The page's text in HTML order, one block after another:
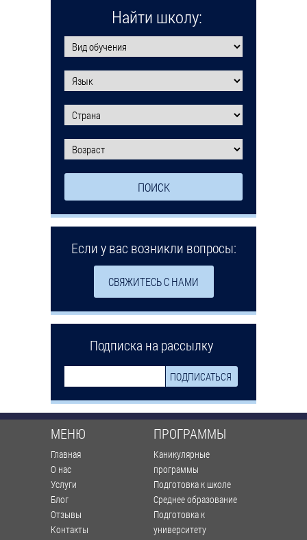
Найти школу:
Если у вас возникли вопросы:
СВЯЖИТЕСЬ С НАМИ
Подписка на рассылку
МЕНЮ
Главная
О нас
Услуги
Блог
Отзывы
Контакты
ПРОГРАММЫ
Каникулярные
программы
Подготовка к школе
Среднее образование
Подготовка к
университету